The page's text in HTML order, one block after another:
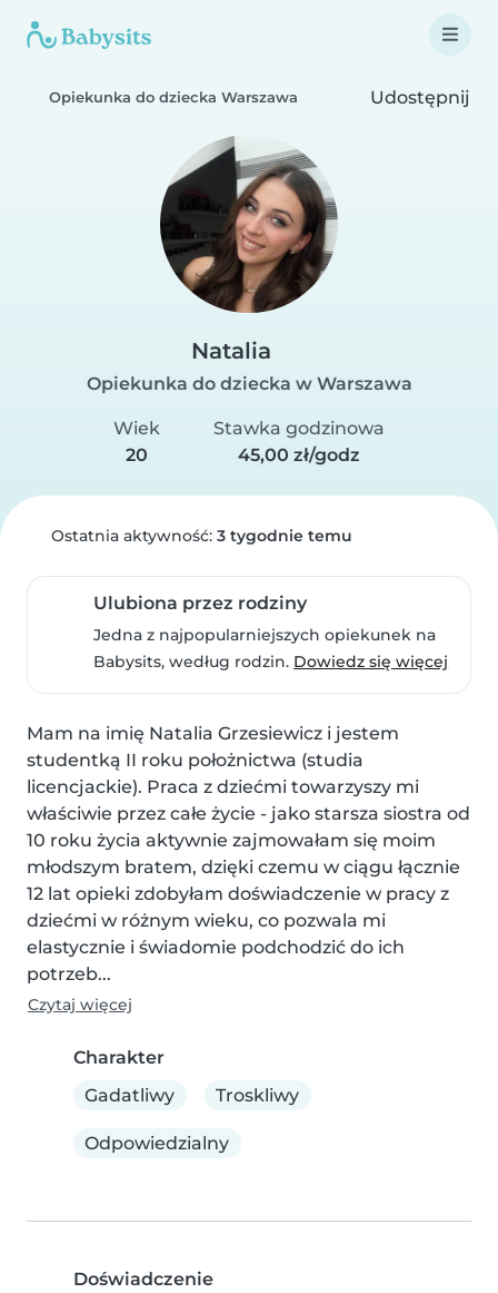
Opiekunka do dziecka Warszawa Udostępnij
Natalia
Opiekunka do dziecka w Warszawa
Wiek
20
Stawka godzinowa
45,00 zł/godz
Ostatnia aktywność: 3 tygodnie temu
Ulubiona przez rodziny
Jedna z najpopularniejszych opiekunek na
Babysits, według rodzin. Dowiedz się więcej
Mam na imię Natalia Grzesiewicz i jestem
studentką II roku położnictwa (studia
licencjackie). Praca z dziećmi towarzyszy mi
właściwie przez całe życie - jako starsza siostra od
10 roku życia aktywnie zajmowałam się moim
młodszym bratem, dzięki czemu w ciągu łącznie
12 lat opieki zdobyłam doświadczenie w pracy z
dziećmi w różnym wieku, co pozwala mi
elastycznie i świadomie podchodzić do ich
potrzeb...
Czytaj więcej
Charakter
Gadatliwy
Troskliwy
Odpowiedzialny
Doświadczenie